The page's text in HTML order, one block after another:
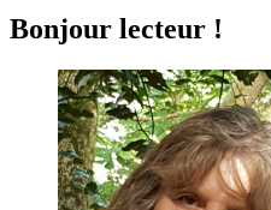
Bonjour lecteur !